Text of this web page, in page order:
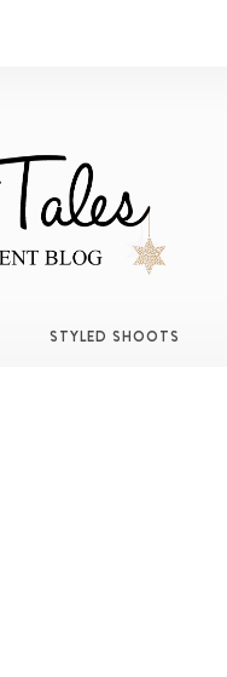
STYLED SHOOTS